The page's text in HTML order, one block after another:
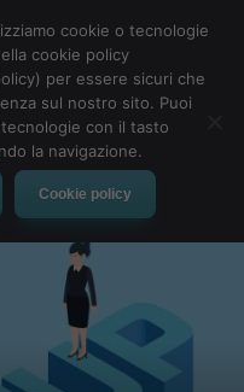
cookie o tecnologie
cookie policy
per essere sicuri che
sul nostro sito. Puoi
con il tasto
la navigazione.
Cookie policy